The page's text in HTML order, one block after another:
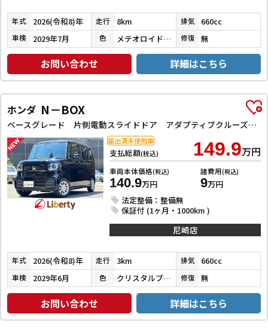
年式 2026(令和8)年 走行 8km 排気 660cc
車検 2029年7月 色 メテオロイドグレーメタリック 修復 無
お問い合わせ 詳細はこちら
ホンダ N－BOX
ベースグレード 片側電動スライドドア アダプティブクルーズコントロール LEDヘッドライト クリアランスソナー スマートキー アイドリングストップ CVT ESC チップアップシート エアコン パワーウィンドウ
支払総額(税込) 149.9万円
車両本体価格(税込)
140.9万円
諸費用(税込)
9万円
法定整備：整備無
保証付 (1ヶ月・1000km )
届出済未使用車
尼崎店
年式 2026(令和8)年 走行 3km 排気 660cc
車検 2029年6月 色 クリスタルブラックパール 修復 無
お問い合わせ 詳細はこちら